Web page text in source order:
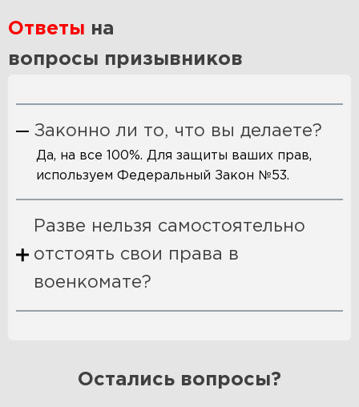
Ответы на
вопросы призывников
Законно ли то, что вы делаете?
Да, на все 100%. Для защиты ваших прав,
используем Федеральный Закон №53.
Разве нельзя самостоятельно
отстоять свои права в
военкомате?
Остались вопросы?